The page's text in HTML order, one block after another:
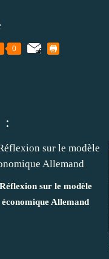
0
:
Réflexion sur le modèle
économique Allemand